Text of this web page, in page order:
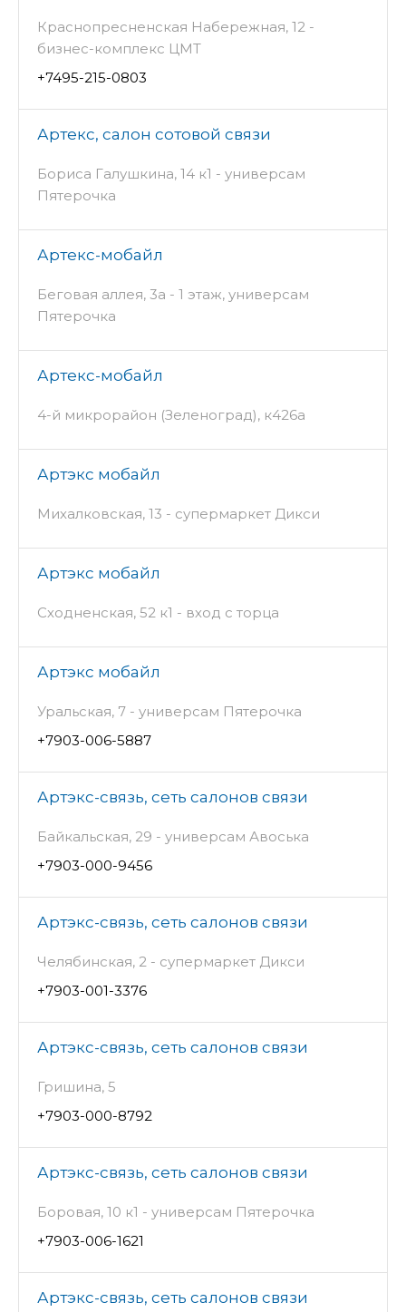
Краснопресненская Набережная, 12 -
бизнес-комплекс ЦМТ
+7495-215-0803
Артекс, салон сотовой связи
Бориса Галушкина, 14 к1 - универсам
Пятерочка
Артекс-мобайл
Беговая аллея, 3а - 1 этаж, универсам
Пятерочка
Артекс-мобайл
4-й микрорайон (Зеленоград), к426а
Артэкс мобайл
Михалковская, 13 - супермаркет Дикси
Артэкс мобайл
Сходненская, 52 к1 - вход с торца
Артэкс мобайл
Уральская, 7 - универсам Пятерочка
+7903-006-5887
Артэкс-связь, сеть салонов связи
Байкальская, 29 - универсам Авоська
+7903-000-9456
Артэкс-связь, сеть салонов связи
Челябинская, 2 - супермаркет Дикси
+7903-001-3376
Артэкс-связь, сеть салонов связи
Гришина, 5
+7903-000-8792
Артэкс-связь, сеть салонов связи
Боровая, 10 к1 - универсам Пятерочка
+7903-006-1621
Артэкс-связь, сеть салонов связи